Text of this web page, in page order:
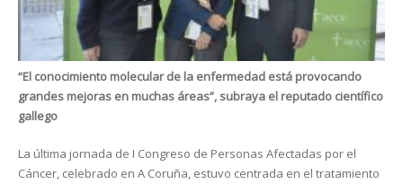
“El conocimiento molecular de la enfermedad está provocando
grandes mejoras en muchas áreas”, subraya el reputado científico
gallego
La última jornada de I Congreso de Personas Afectadas por el
Cáncer, celebrado en A Coruña, estuvo centrada en el tratamiento